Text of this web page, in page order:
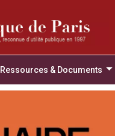
Ressources & Documents